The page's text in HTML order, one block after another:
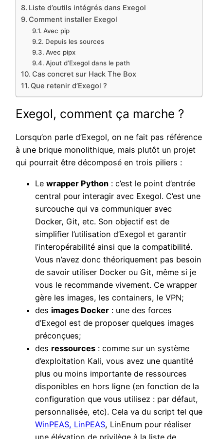
Liste d’outils intégrés dans Exegol
Comment installer Exegol
Avec pip
Depuis les sources
Avec pipx
Ajout d’Exegol dans le path
Cas concret sur Hack The Box
Que retenir d’Exegol ?
Exegol, comment ça marche ?
Lorsqu’on parle d’Exegol, on ne fait pas référence
à une brique monolithique, mais plutôt un projet
qui pourrait être décomposé en trois piliers :
Le wrapper Python : c’est le point d’entrée
central pour interagir avec Exegol. C’est une
surcouche qui va communiquer avec
Docker, Git, etc. Son objectif est de
simplifier l’utilisation d’Exegol et garantir
l’interopérabilité ainsi que la compatibilité.
Vous n’avez donc théoriquement pas besoin
de savoir utiliser Docker ou Git, même si je
vous le recommande vivement. Ce wrapper
gère les images, les containers, le VPN;
des images Docker : une des forces
d’Exegol est de proposer quelques images
préconçues;
des ressources : comme sur un système
d’exploitation Kali, vous avez une quantité
plus ou moins importante de ressources
disponibles en hors ligne (en fonction de la
configuration que vous utilisez : par défaut,
personnalisée, etc). Cela va du script tel que
WinPEAS, LinPEAS, LinEnum pour réaliser
une élévation de privilège à la liste de